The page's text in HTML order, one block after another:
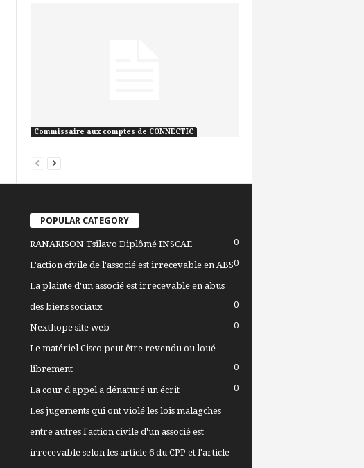
Commissaire aux comptes de CONNECTIC
POPULAR CATEGORY
RANARISON Tsilavo Diplômé INSCAE 0
L'action civile de l'associé est irrecevable en ABS0
La plainte d'un associé est irrecevable en abus
des biens sociaux
0
Nexthope site web 0
Le matériel Cisco peut être revendu ou loué
librement
0
La cour d'appel a dénaturé un écrit 0
Les jugements qui ont violé les lois malagches
entre autres l'action civile d'un associé est
irrecevable selon les article 6 du CPP et l'article